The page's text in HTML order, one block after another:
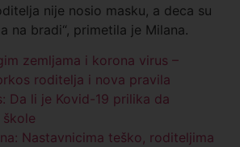
nije nosio masku, a deca su
na bradi“, primetila je Milana.
zemljama i korona virus –
roditelja i nova pravila
Da li je Kovid-19 prilika da
Nastavnicima teško, roditeljima